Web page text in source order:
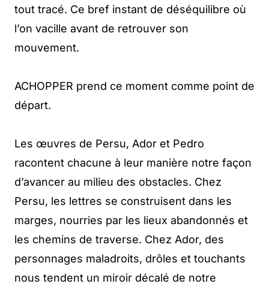
tout tracé. Ce bref instant de déséquilibre où
l’on vacille avant de retrouver son
mouvement.
ACHOPPER prend ce moment comme point de
départ.
Les œuvres de Persu, Ador et Pedro
racontent chacune à leur manière notre façon
d’avancer au milieu des obstacles. Chez
Persu, les lettres se construisent dans les
marges, nourries par les lieux abandonnés et
les chemins de traverse. Chez Ador, des
personnages maladroits, drôles et touchants
nous tendent un miroir décalé de notre